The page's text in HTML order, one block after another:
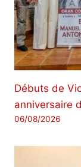
Débuts de
anniversaire
06/08/2026